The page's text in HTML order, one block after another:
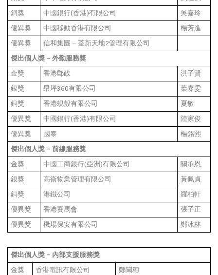
銅獎
中國銀行(香港)有限公司
吳嘉玲
優異獎
中國移動香港有限公司
楊芳進
優異獎
信和集團 – 荃新天地2管理有限公司
傑出個人獎 – 外勤服務獎
金獎
香港郵政
洪子賢
銀獎
昂坪360有限公司
葉嘉雯
銅獎
香港蜆殼有限公司
夏敏
優異獎
中國銀行(香港)有限公司
陸家俊
優異獎
國泰
楊銘熙
傑出個人獎 – 前線服務獎
金獎
中國工商銀行(亞洲)有限公司
關承恩
銀獎
高衞物業管理有限公司
黃佩貞
銅獎
港鐵公司
羅柏軒
優異獎
香港賽馬會
張子正
優異獎
機場保安有限公司 鄭冰林
傑出個人獎 – 內部支援服務獎
金獎
香港電訊有限公司 鄭閩穗